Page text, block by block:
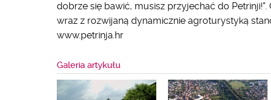
dobrze się bawić, musisz przyjechać do
wraz z rozwijaną dynamicznie agroturystyką
www.petrinja.hr
Galeria artykułu